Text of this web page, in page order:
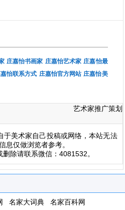
庄嘉怡书画家 庄嘉怡艺术家 庄嘉怡最
怡联系方式 庄嘉怡官方网站 庄嘉怡美
艺术家推广策划
于美术家自己投稿或网络，本站无法
息仅做浏览者参考。
除请联系微信：4081532。
名家大词典 名家百科网